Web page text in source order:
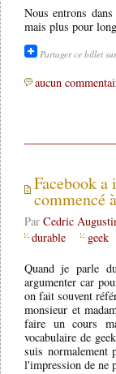
Nous entrons
mais plus pour
Partager ce billet
aucun
Facebook
commencé
Par Cedric
durable
geek
Quand je parle
argumenter car
on fait souvent
monsieur et
faire un cours
vocabulaire de
suis normalement
l'impression de ne